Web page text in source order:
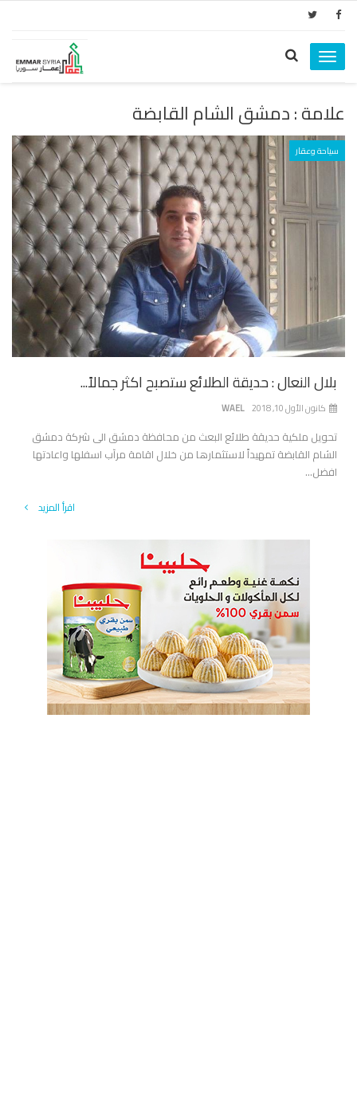
Toggle
navigation
علامة : دمشق الشام القابضة
سياحة وعقار
بلال النعال : حديقة الطلائع ستصبح اكثر جمالاً...
WAEL كانون الأول 10, 2018
تحويل ملكية حديقة طلائع البعث من محافظة دمشق الى شركة دمشق
الشام القابضة تمهيداً لاستثمارها من خلال اقامة مرآب اسفلها واعادتها
افضل...
اقرأ المزيد